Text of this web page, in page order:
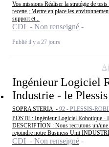
Vos missions Réaliser la stratégie de
recette ; Mettre en place les
support et...
CDI - Non renseigné
Publié il y a 27 jours
Ingénieur Logiciel
Industrie - le
SOPRA STERIA - 92 - PLESSIS-
POSTE : Ingénieur Logiciel Robotique -
DESCRIPTION : Nous recrutons un/
rejoindre notre Business Unit
CDI - Non renseigné